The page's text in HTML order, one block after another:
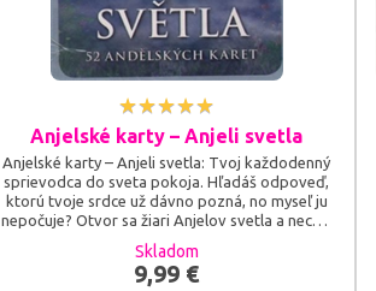
Anjelské karty – Anjeli svetla
Anjelské karty – Anjeli svetla: Tvoj každodenný
sprievodca do sveta pokoja. Hľadáš odpoveď,
ktorú tvoje srdce už dávno pozná, no myseľ ju
nepočuje? Otvor sa žiari Anjelov svetla a nechaj
ich, aby prežiarili tvoju cestu láskou a nádejou v
každej životnej situácii! Karty Anjeli svetla ti
môžu pomôcť zbaviť sa starých negatívnych
Skladom
9,99 €